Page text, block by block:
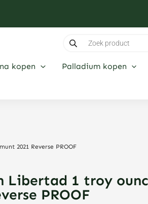
zoeken
kopen
Palladium kopen
2021 Reverse PROOF
Libertad 1 troy
PROOF